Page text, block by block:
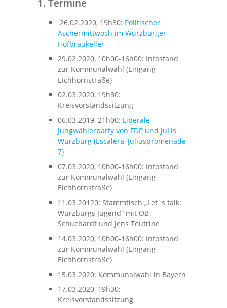
26.02.2020, 19h30: Politischer
Aschermittwoch im Würzburger
Hofbräukeller
29.02.2020, 10h00-16h00: Infostand
zur Kommunalwahl (Eingang
Eichhornstraße)
02.03.2020, 19h30:
Kreisvorstandssitzung
06.03.2019, 21h00: Liberale
Jungwählerparty von FDP und JuLis
Würzburg (Escalera, Juliuspromenade
7)
07.03.2020, 10h00-16h00: Infostand
zur Kommunalwahl (Eingang
Eichhornstraße)
11.03.20120: Stammtisch „Let´s talk:
Würzburgs Jugend“ mit OB
Schuchardt und Jens Teutrine
14.03.2020, 10h00-16h00: Infostand
zur Kommunalwahl (Eingang
Eichhornstraße)
15.03.2020: Kommunalwahl in Bayern
17.03.2020, 19h30:
Kreisvorstandssitzung